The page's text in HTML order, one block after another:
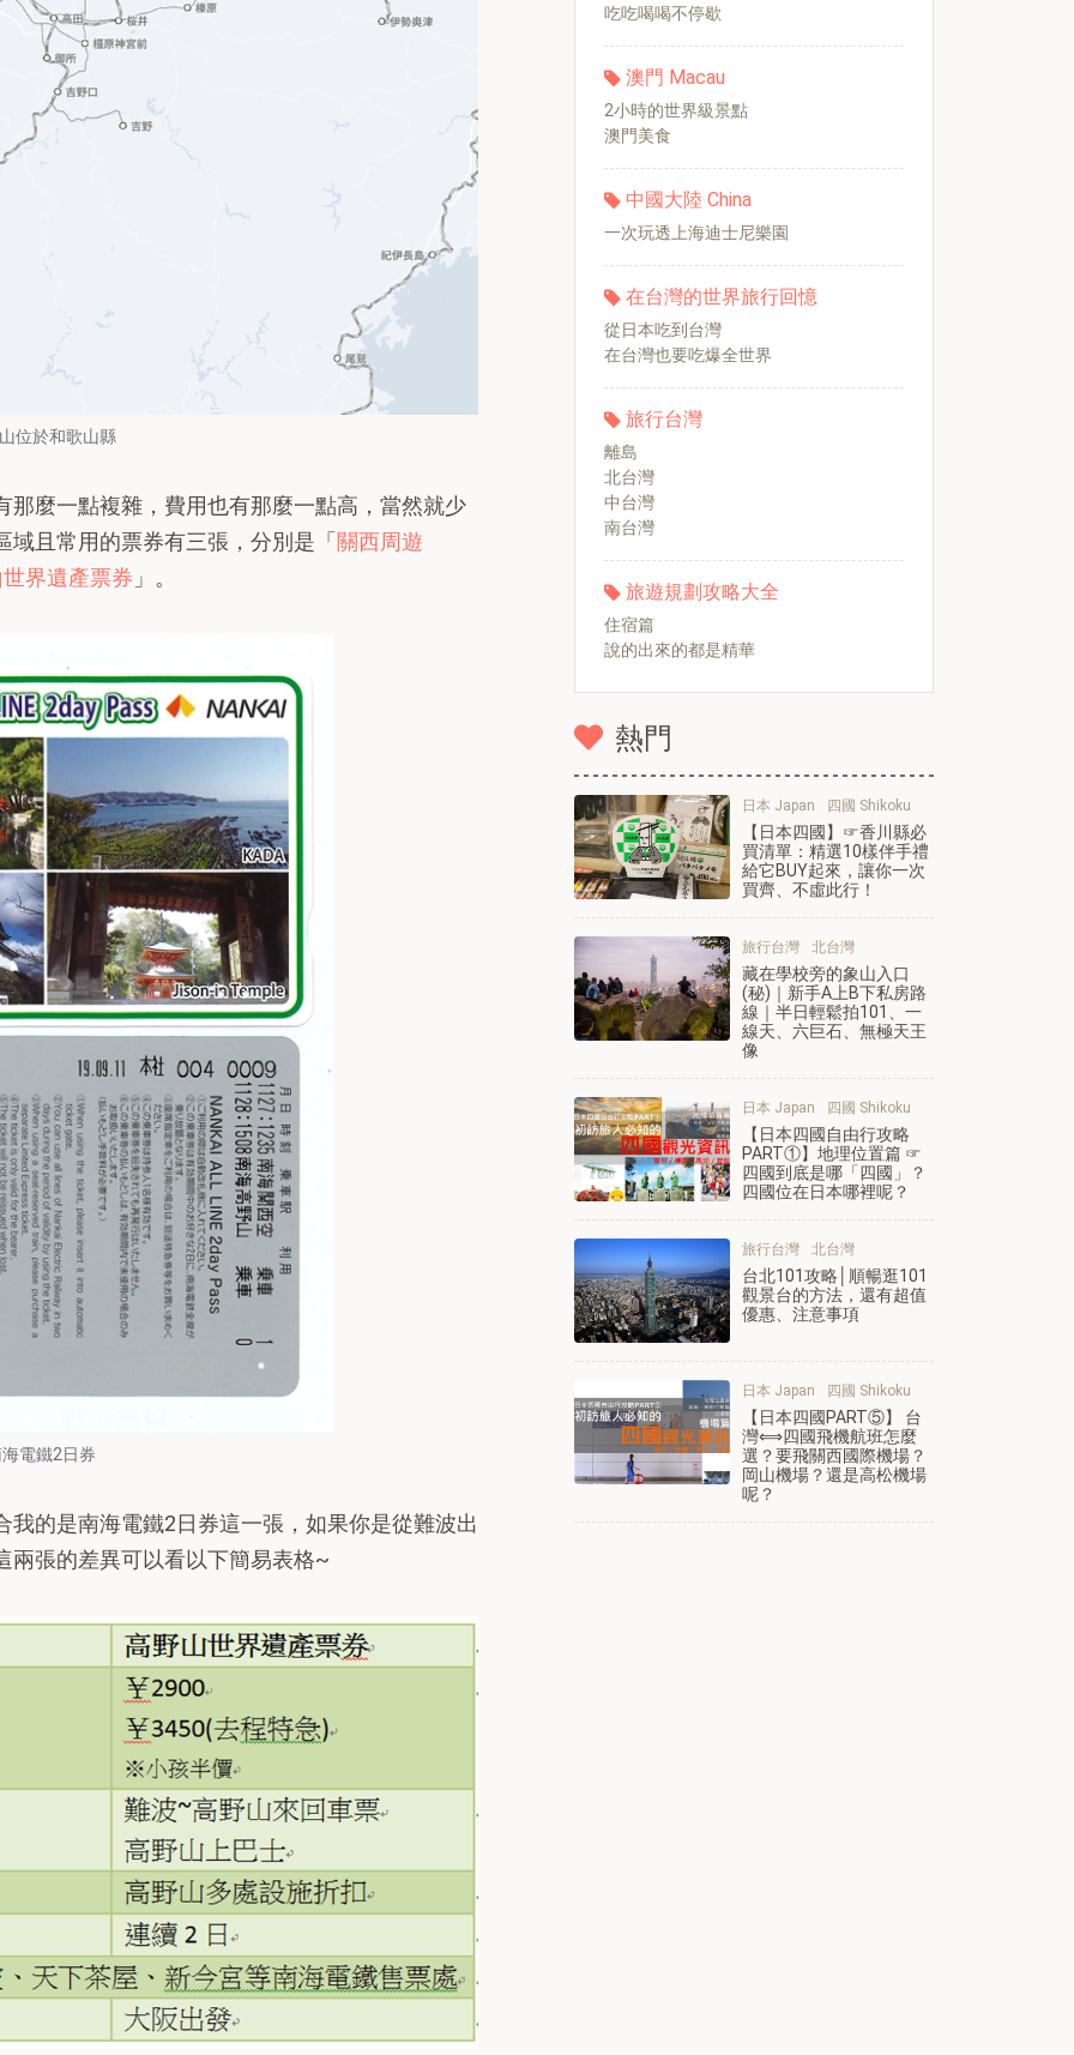
位於和歌山縣
麼一點複雜，費用也有那麼一點高，當然就少
且常用的票券有三張，分別是「 關西周遊
界遺產票券 」。
電鐵2日券
的是南海電鐵2日券這一張，如果你是從難波出
兩張的差異可以看以下簡易表格~
吃吃喝喝不停歇
澳門 Macau
2小時的世界級景點
澳門美食
中國大陸 China
一次玩透上海迪士尼樂園
在台灣的世界旅行回憶
從日本吃到台灣
在台灣也要吃爆全世界
旅行台灣
離島
北台灣
中台灣
南台灣
旅遊規劃攻略大全
住宿篇
說的出來的都是精華
熱門
日本 Japan 四國 Shikoku
【日本四國】☞香川縣必
買清單：精選10樣伴手禮
給它BUY起來，讓你一次
買齊、不虛此行！
旅行台灣 北台灣
藏在學校旁的象山入口
(秘)｜新手A上B下私房路
線｜半日輕鬆拍101、一
線天、六巨石、無極天王
像
日本 Japan 四國 Shikoku
【日本四國自由行攻略
PART①】地理位置篇 ☞
四國到底是哪「四國」？
四國位在日本哪裡呢？
旅行台灣 北台灣
台北101攻略│順暢逛101
觀景台的方法，還有超值
優惠、注意事項
日本 Japan 四國 Shikoku
【日本四國PART⑤】 台
灣⟺四國飛機航班怎麼
選？要飛關西國際機場？
岡山機場？還是高松機場
呢？